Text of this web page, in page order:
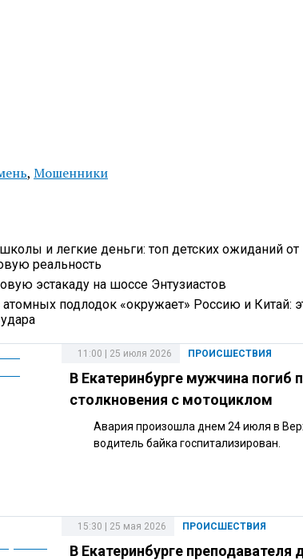
, Мошенники
и легкие деньги: топ детских ожиданий
реальность
эстакаду на шоссе Энтузиастов
подлодок «окружает» Россию и Китай:
ПРОИСШЕСТВИЯ
11:00 | 25 июля 2026
В Екатеринбурге мужчина погиб
столкновения с мотоциклом
Авария произошла днем 24 июля в
водитель байка госпитализирован.
ПРОИСШЕСТВИЯ
15:30 | 25 мая 2026
В Екатеринбурге преподавателя